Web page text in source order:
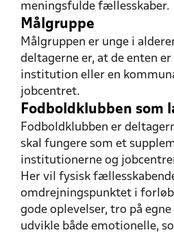
meningsfulde fællesskaber.
Målgruppe
Målgruppen er unge i
deltagerne er, at de enten
institution eller en
jobcentret.
Fodboldklubben som
Fodboldklubben er
skal fungere som et
institutionerne og
Her vil fysisk
omdrejningspunktet i
gode oplevelser, tro på
udvikle både emotionelle,